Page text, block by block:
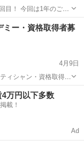
のご褒
レゼント1,300円相当
ティー
ミー・資格取得者募
4月9日
すす
4万円以下多数
載！
Ad